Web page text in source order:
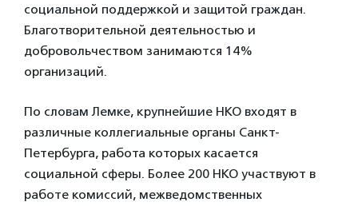
социальной поддержкой и защитой граждан.
Благотворительной деятельностью и
добровольчеством занимаются 14%
организаций.
По словам Лемке, крупнейшие НКО входят в
различные коллегиальные органы Санкт-
Петербурга, работа которых касается
социальной сферы. Более 200 НКО участвуют в
работе комиссий, межведомственных